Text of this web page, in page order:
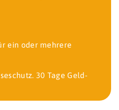
ein oder mehrere
30 Tage Geld-